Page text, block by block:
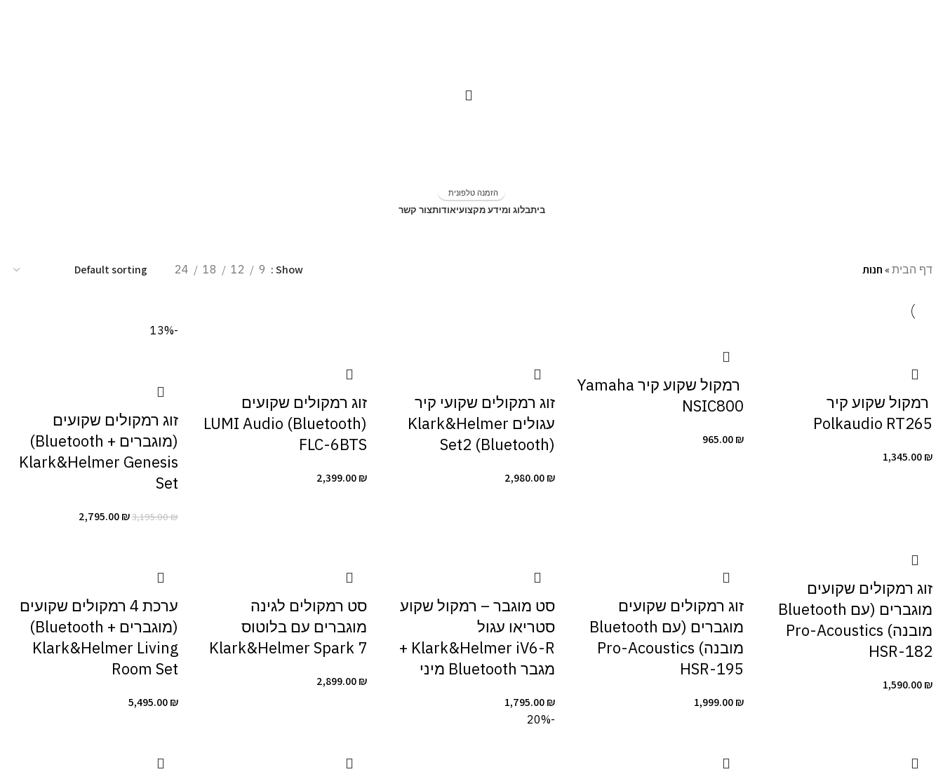
הזמנה טלפונית
ביתבלוג ומידע מקצועיאודותצור קשר
דף הבית » חנות Show
9
12
18
24
‏ רמקול שקוע קיר
Polkaudio RT265
1,345.00₪
‏ רמקול שקוע קיר Yamaha
NSIC800
965.00₪
זוג רמקולים שקועי קיר
עגולים Klark&Helmer
Set2 (Bluetooth)
2,980.00₪
זוג רמקולים שקועים
(Bluetooth) LUMI Audio
FLC-6BTS
2,399.00₪
-13%
זוג רמקולים שקועים
(מוגברים + Bluetooth)
Klark&Helmer Genesis
Set
3,195.00₪
2,795.00₪
זוג רמקולים שקועים
מוגברים (עם Bluetooth
מובנה) Pro-Acoustics
HSR-182
1,590.00₪
זוג רמקולים שקועים
מוגברים (עם Bluetooth
מובנה) Pro-Acoustics
HSR-195
1,999.00₪
סט מוגבר – רמקול שקוע
סטריאו עגול
Klark&Helmer iV6-R +
מגבר Bluetooth מיני
1,795.00₪
סט רמקולים לגינה
מוגברים עם בלוטוס
Klark&Helmer Spark 7
2,899.00₪
ערכת 4 רמקולים שקועים
(מוגברים + Bluetooth)
Klark&Helmer Living
Room Set
5,495.00₪
-20%